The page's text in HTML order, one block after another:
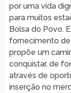
por uma vida
para muitos
Bolsa do Povo.
fornecimento de
propõe um
conquistar, de
através de
inserção no